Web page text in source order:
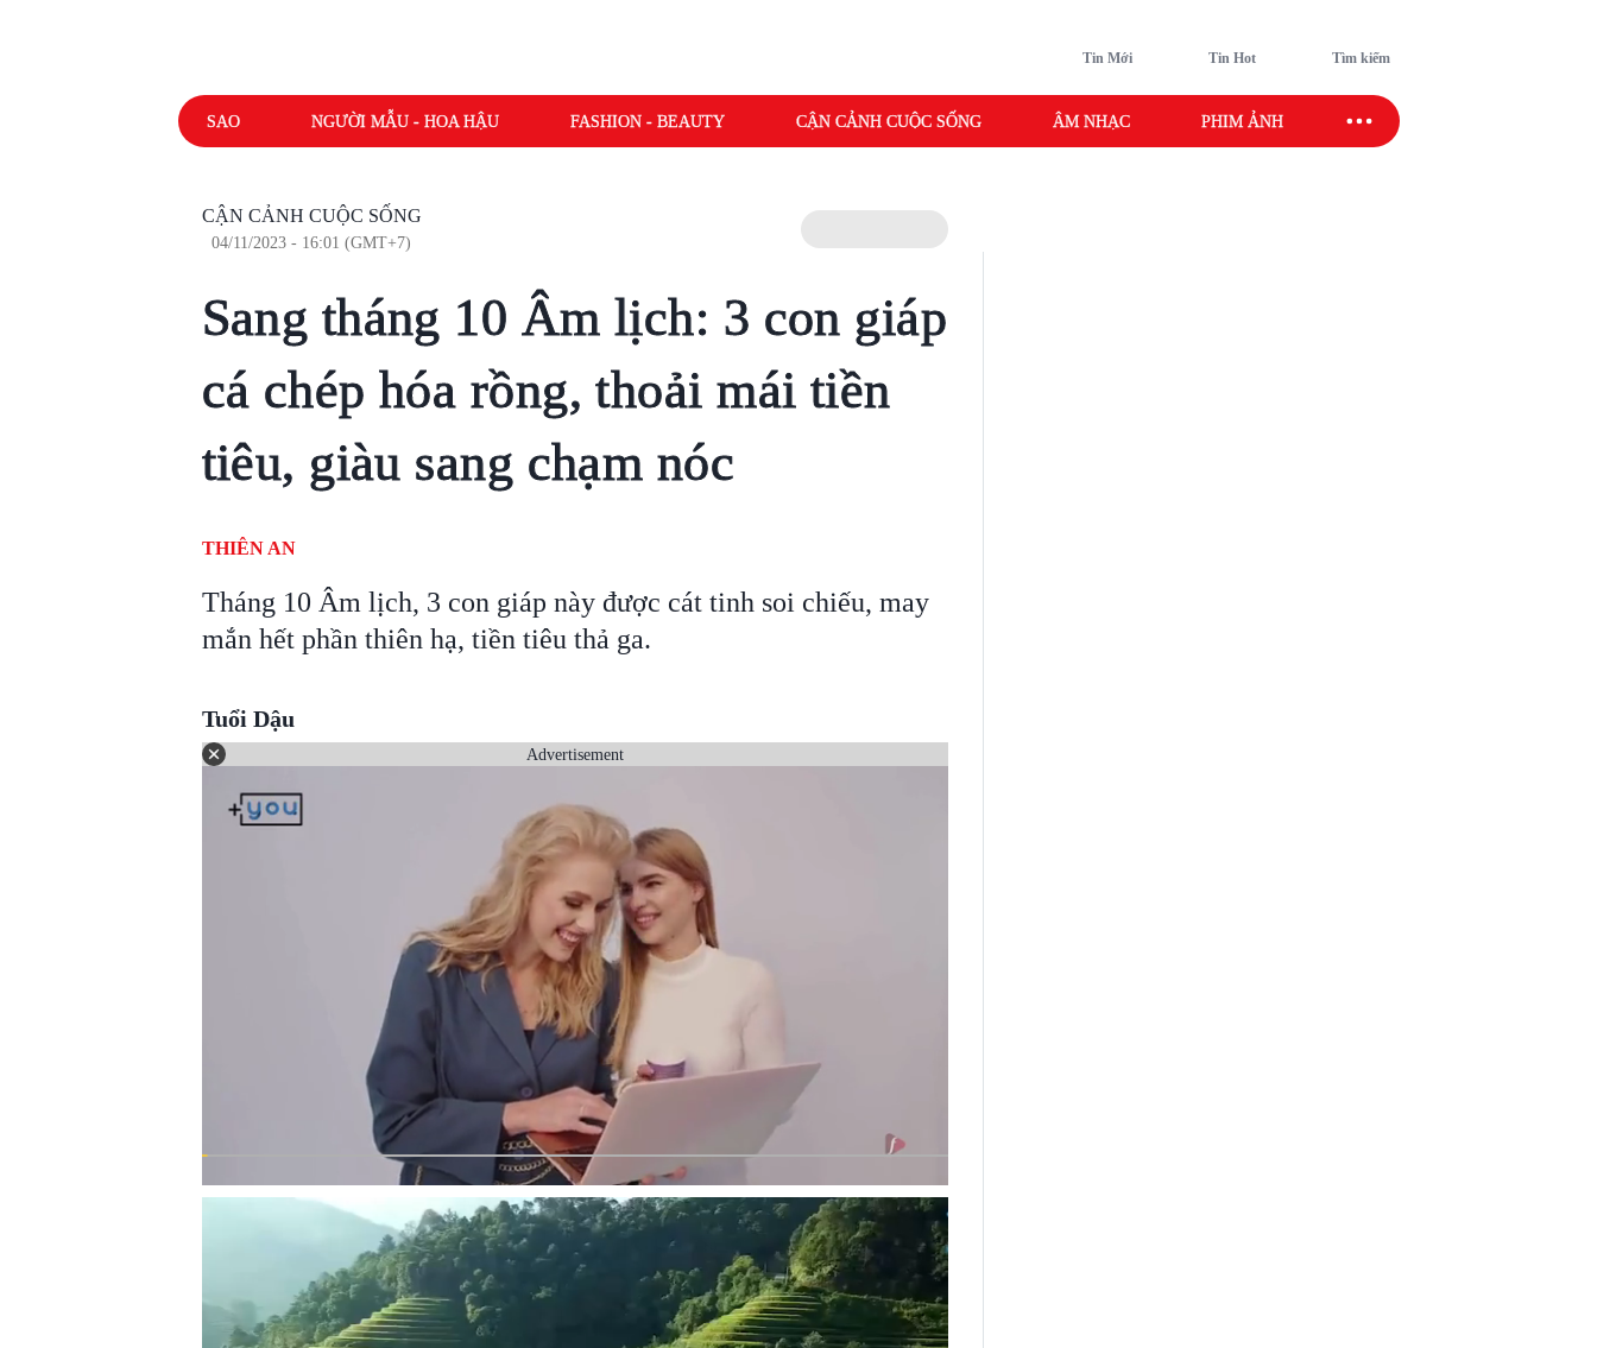
Tin Mới Tin Hot Tìm kiếm
SAO NGƯỜI MẪU - HOA HẬU FASHION - BEAUTY CẬN CẢNH CUỘC SỐNG ÂM NHẠC PHIM ẢNH SAO SPORT
CẬN CẢNH CUỘC SỐNG
04/11/2023 - 16:01 (GMT+7)
Sang tháng 10 Âm lịch: 3 con giáp
cá chép hóa rồng, thoải mái tiền
tiêu, giàu sang chạm nóc
THIÊN AN
Tháng 10 Âm lịch, 3 con giáp này được cát tinh soi chiếu, may
mắn hết phần thiên hạ, tiền tiêu thả ga.
Tuổi Dậu
Advertisement